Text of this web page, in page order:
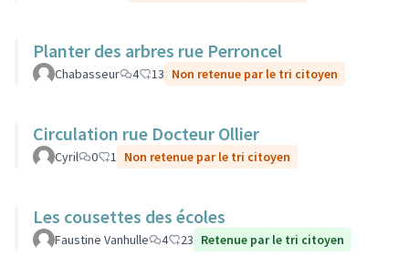
Planter des arbres rue Perroncel
Chabasseur 4 13 Non retenue par le tri citoyen
Circulation rue Docteur Ollier
Cyril 0 1 Non retenue par le tri citoyen
Les cousettes des écoles
Faustine Vanhulle 4 23 Retenue par le tri citoyen